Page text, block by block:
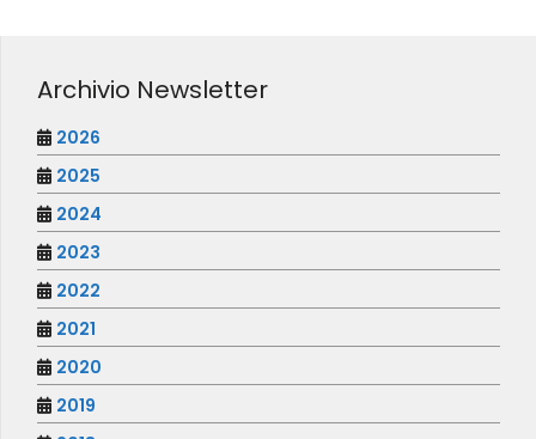
Archivio Newsletter
2026
2025
2024
2023
2022
2021
2020
2019